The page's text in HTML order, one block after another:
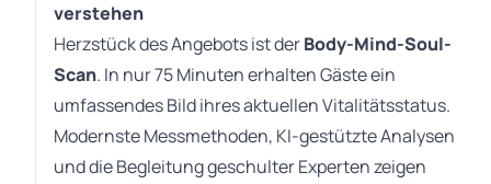
verstehen
Herzstück des Angebots ist derBody-Mind-Soul-
Scan. In nur 75 Minuten erhalten Gäste ein
umfassendes Bild ihres aktuellen Vitalitätsstatus.
Modernste Messmethoden, KI-gestützte Analysen
und die Begleitung geschulter Experten zeigen